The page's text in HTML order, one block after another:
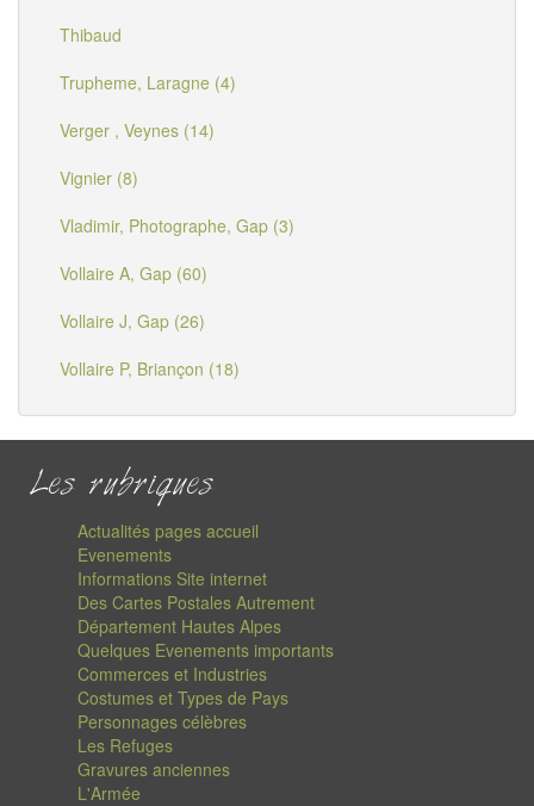
Thibaud
Trupheme, Laragne (4)
Verger , Veynes (14)
Vignier (8)
Vladimir, Photographe, Gap (3)
Vollaire A, Gap (60)
Vollaire J, Gap (26)
Vollaire P, Briançon (18)
Les rubriques
Actualités pages accueil
Evenements
Informations Site internet
Des Cartes Postales Autrement
Département Hautes Alpes
Quelques Evenements importants
Commerces et Industries
Costumes et Types de Pays
Personnages célèbres
Les Refuges
Gravures anciennes
L'Armée